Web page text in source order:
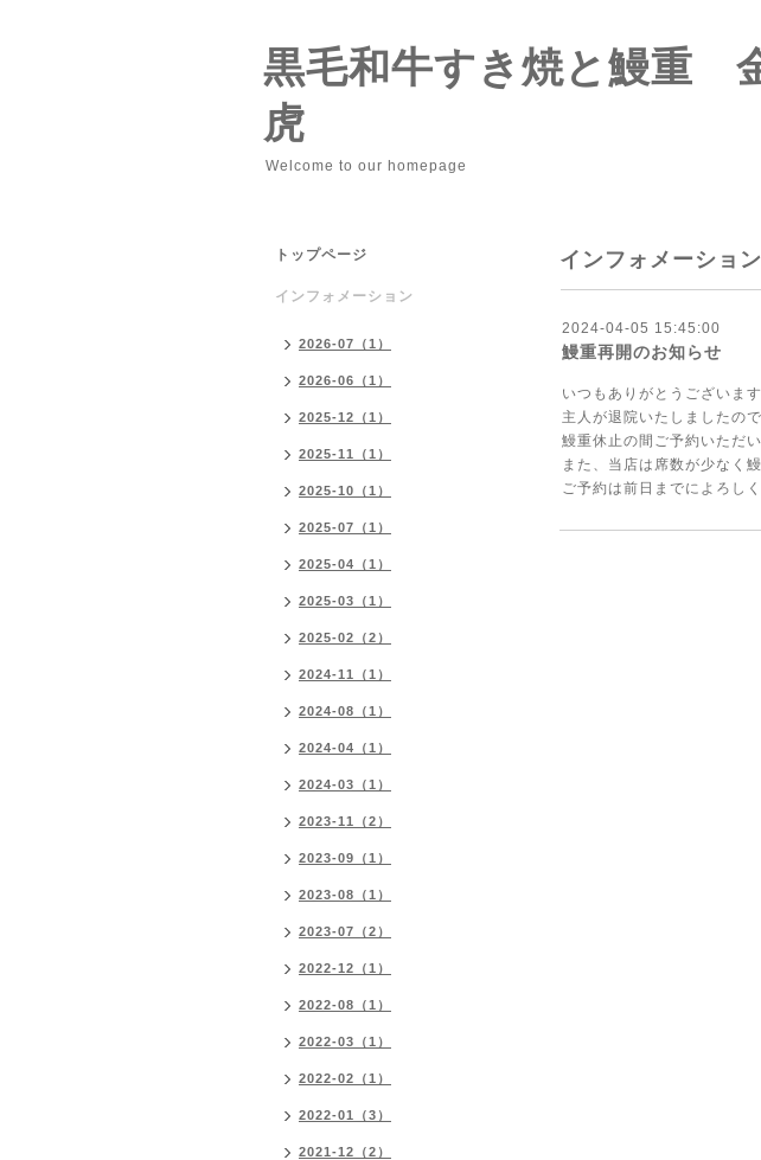
黒毛和牛すき焼と鰻
虎
Welcome to our homepage
インフォメーション
2024-04-05 15:45:00
鰻重再開のお知らせ
いつもありがとうございます
主人が退院いたしましたの
鰻重休止の間ご予約いただ
また、当店は席数が少なく
ご予約は前日までによろし
トップページ
インフォメーション
2026-07（1）
2026-06（1）
2025-12（1）
2025-11（1）
2025-10（1）
2025-07（1）
2025-04（1）
2025-03（1）
2025-02（2）
2024-11（1）
2024-08（1）
2024-04（1）
2024-03（1）
2023-11（2）
2023-09（1）
2023-08（1）
2023-07（2）
2022-12（1）
2022-08（1）
2022-03（1）
2022-02（1）
2022-01（3）
2021-12（2）